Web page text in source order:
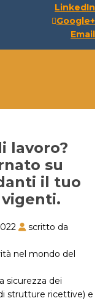
LinkedIn
Google+
Email
lavoro?
su
il tuo
scritto da
nel mondo del
sicurezza dei
strutture ricettive) e